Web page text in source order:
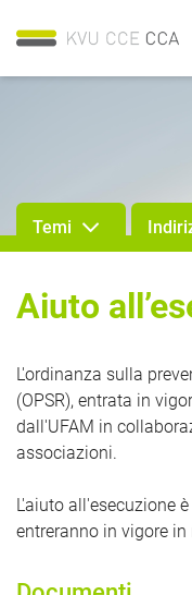
Temi
Aiuto
L'ordinanza sulla
(OPSR), entrata in
dall'UFAM in
associazioni.
L'aiuto all'esecuzione
entreranno in vigore